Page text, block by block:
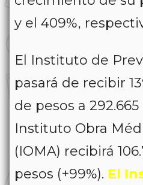
y el 409%,
El Instituto de
pasará de recibir
de pesos a 292.665
Instituto Obra
(IOMA) recibirá
pesos (+99%). El